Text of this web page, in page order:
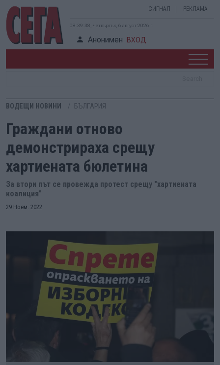
СИГНАЛ РЕКЛАМА
08:39:39, четвъртък, 6 август 2026 г.
Анонимен ВХОД
ВОДЕЩИ НОВИНИ БЪЛГАРИЯ
Граждани отново
демонстрираха срещу
хартиената бюлетина
За втори път се провежда протест срещу "хартиената
коалиция"
29 Ноем. 2022